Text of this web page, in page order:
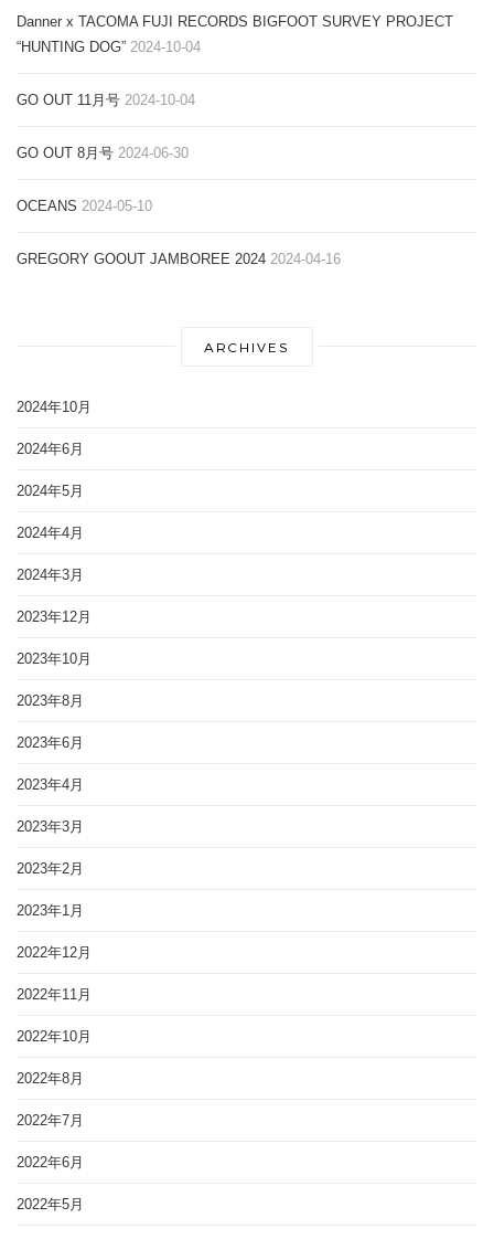
Danner x TACOMA FUJI RECORDS BIGFOOT SURVEY PROJECT
“HUNTING DOG” 2024-10-04
GO OUT 11月号 2024-10-04
GO OUT 8月号 2024-06-30
OCEANS 2024-05-10
GREGORY GOOUT JAMBOREE 2024 2024-04-16
ARCHIVES
2024年10月
2024年6月
2024年5月
2024年4月
2024年3月
2023年12月
2023年10月
2023年8月
2023年6月
2023年4月
2023年3月
2023年2月
2023年1月
2022年12月
2022年11月
2022年10月
2022年8月
2022年7月
2022年6月
2022年5月